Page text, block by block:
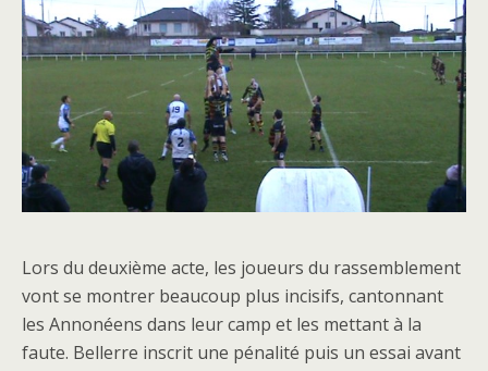
Lors du deuxième acte, les joueurs du rassemblement
vont se montrer beaucoup plus incisifs, cantonnant
les Annonéens dans leur camp et les mettant à la
faute. Bellerre inscrit une pénalité puis un essai avant